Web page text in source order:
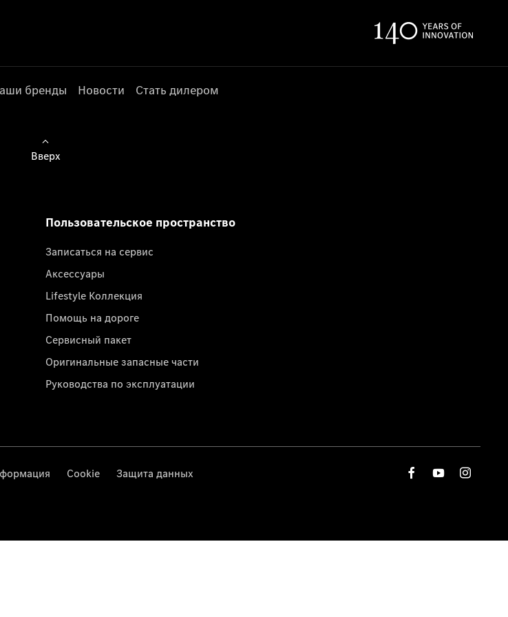
бренды Новости Стать дилером
Вверх
Пользовательское пространство
Записаться на сервис
Аксессуары
Lifestyle Коллекция
Помощь на дороге
Сервисный пакет
Оригинальные запасные части
Руководства по эксплуатации
Cookie Защита данных